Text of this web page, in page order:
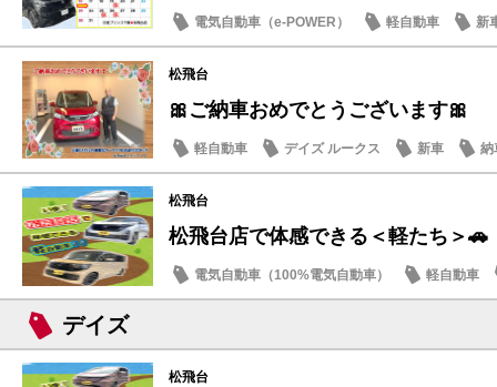
電気自動車（e-POWER） 軽自動車
新
日産のお店
松飛台
🎀ご納車おめでとうございます🎀
軽自動車 デイズ ルークス 新車 納
松飛台
松飛台店で体感できる＜軽たち＞🚗
電気自動車（100%電気自動車）
軽自動車
サクラ
デイズ
松飛台